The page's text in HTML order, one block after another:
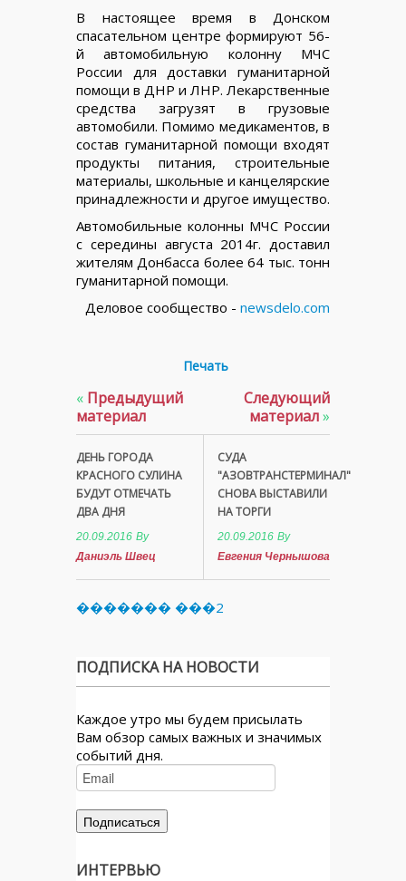
В настоящее время в Донском
спасательном центре формируют 56-
й автомобильную колонну МЧС
России для доставки гуманитарной
помощи в ДНР и ЛНР. Лекарственные
средства загрузят в грузовые
автомобили. Помимо медикаментов, в
состав гуманитарной помощи входят
продукты питания, строительные
материалы, школьные и канцелярские
принадлежности и другое имущество.
Автомобильные колонны МЧС России
с середины августа 2014г. доставил
жителям Донбасса более 64 тыс. тонн
гуманитарной помощи.
Деловое сообщество - newsdelo.com
Печать
« Предыдущий
материал
ДЕНЬ ГОРОДА
КРАСНОГО СУЛИНА
БУДУТ ОТМЕЧАТЬ
ДВА ДНЯ
20.09.2016 By
Даниэль Швец
Следующий
материал»
СУДА
"АЗОВТРАНСТЕРМИНАЛ"
СНОВА ВЫСТАВИЛИ
НА ТОРГИ
20.09.2016 By
Евгения Чернышова
������� ���2
ПОДПИСКА НА НОВОСТИ
Каждое утро мы будем присылать
Вам обзор самых важных и значимых
событий дня.
ИНТЕРВЬЮ